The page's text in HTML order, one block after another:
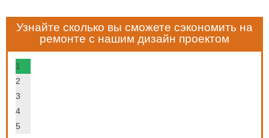
Узнайте сколько вы сможете сэкономить на
ремонте с нашим дизайн проектом
1
2
3
4
5